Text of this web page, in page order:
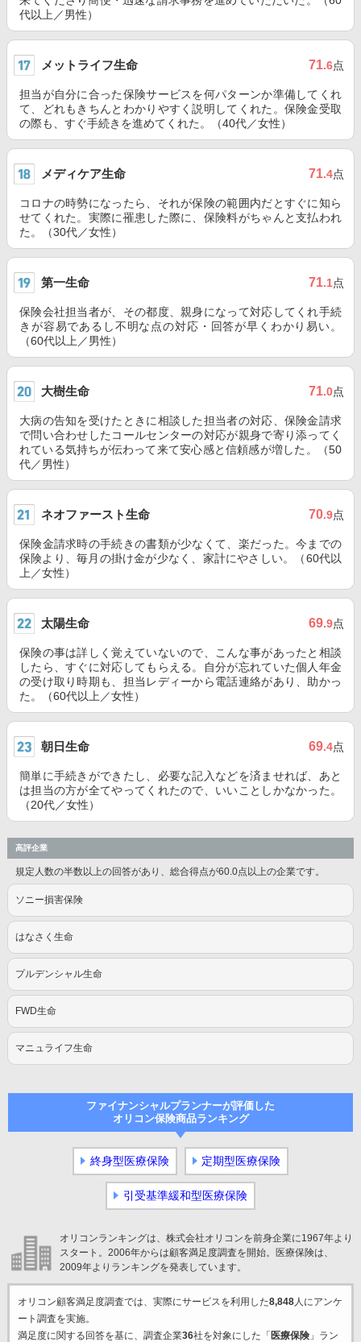
代以上／男性）
メットライフ生命 71.6点
担当が自分に合った保険サービスを何パターンか準備してくれ
て、どれもきちんとわかりやすく説明してくれた。保険金受取
の際も、すぐ手続きを進めてくれた。（40代／女性）
メディケア生命 71.4点
コロナの時勢になったら、それが保険の範囲内だとすぐに知ら
せてくれた。実際に罹患した際に、保険料がちゃんと支払われ
た。（30代／女性）
第一生命 71.1点
保険会社担当者が、その都度、親身になって対応してくれ手続
きが容易であるし不明な点の対応・回答が早くわかり易い。
（60代以上／男性）
大樹生命 71.0点
大病の告知を受けたときに相談した担当者の対応、保険金請求
で問い合わせしたコールセンターの対応が親身で寄り添ってく
れている気持ちが伝わって来て安心感と信頼感が増した。（50
代／男性）
ネオファースト生命 70.9点
保険金請求時の手続きの書類が少なくて、楽だった。今までの
保険より、毎月の掛け金が少なく、家計にやさしい。（60代以
上／女性）
太陽生命 69.9点
保険の事は詳しく覚えていないので、こんな事があったと相談
したら、すぐに対応してもらえる。自分が忘れていた個人年金
の受け取り時期も、担当レディーから電話連絡があり、助かっ
た。（60代以上／女性）
朝日生命 69.4点
簡単に手続きができたし、必要な記入などを済ませれば、あと
は担当の方が全てやってくれたので、いいことしかなかった。
（20代／女性）
高評企業
規定人数の半数以上の回答があり、総合得点が60.0点以上の企業です。
ソニー損害保険
はなさく生命
プルデンシャル生命
FWD生命
マニュライフ生命
ファイナンシャルプランナーが評価した
オリコン保険商品ランキング
終身型医療保険 定期型医療保険
引受基準緩和型医療保険
オリコンランキングは、株式会社オリコンを前身企業に1967年より
スタート。2006年からは顧客満足度調査を開始。医療保険は、
2009年よりランキングを発表しています。
オリコン顧客満足度調査では、実際にサービスを利用した8,848人にアンケ
ート調査を実施。
満足度に関する回答を基に、調査企業36社を対象にした「 医療保険」ラン